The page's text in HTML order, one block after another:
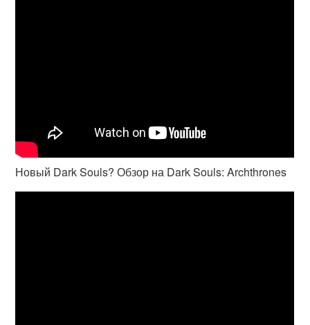
Новый Dark Souls? Обзор на Dark Souls: Archthrones